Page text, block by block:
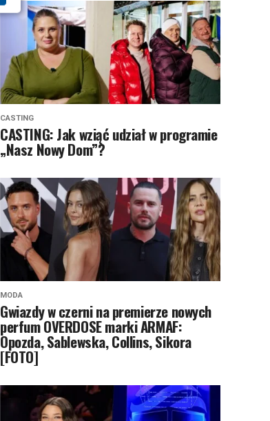
CASTING
CASTING: Jak wziąć udział w programie
„Nasz Nowy Dom”?
MODA
Gwiazdy w czerni na premierze nowych
perfum OVERDOSE marki ARMAF:
Opozda, Sablewska, Collins, Sikora
[FOTO]